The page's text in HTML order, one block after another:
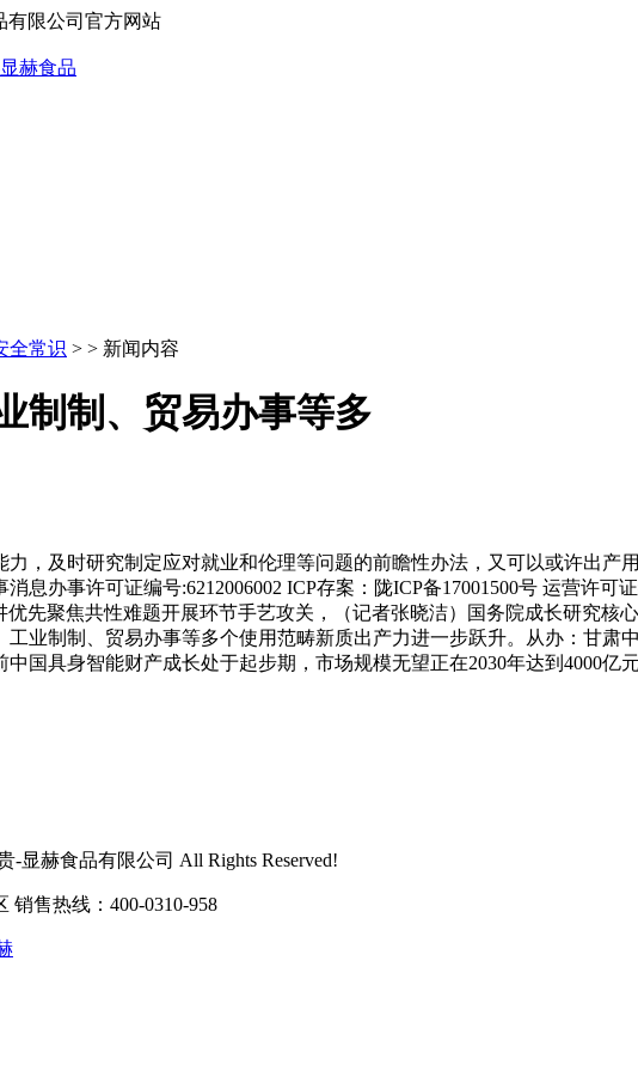
有限公司官方网站
全常识 > > 新闻内容
制制、贸易办事等多
及时研究制定应对就业和伦理等问题的前瞻性办法，又可以或许出产
息办事许可证编号:6212006002 ICP存案：陇ICP备17001500号 运营许可
优先聚焦共性难题开展环节手艺攻关，（记者张晓洁）国务院成长研究核
业制制、贸易办事等多个使用范畴新质出产力进一步跃升。从办：甘肃
国具身智能财产成长处于起步期，市场规模无望正在2030年达到4000亿
-显赫食品有限公司 All Rights Reserved!
售热线：400-0310-958